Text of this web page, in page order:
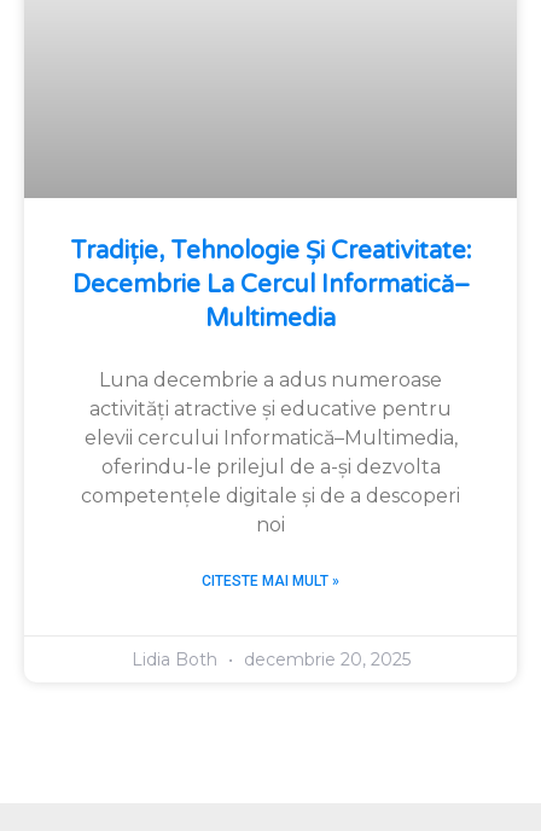
Tradiție, Tehnologie Și Creativitate:
Decembrie La Cercul Informatică–
Multimedia
Luna decembrie a adus numeroase
activități atractive și educative pentru
elevii cercului Informatică–Multimedia,
oferindu-le prilejul de a-și dezvolta
competențele digitale și de a descoperi
noi
CITESTE MAI MULT »
Lidia Both decembrie 20, 2025